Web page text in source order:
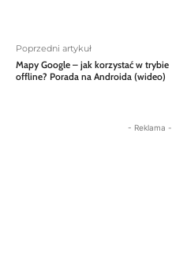
Poprzedni artykuł
Mapy Google – jak korzystać w trybie
offline? Porada na Androida (wideo)
- Reklama -